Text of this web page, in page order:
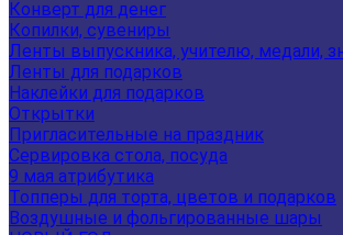
Конверт для денег
Копилки, сувениры
Ленты выпускника, учителю, медали,
Ленты для подарков
Наклейки для подарков
Открытки
Пригласительные на праздник
Сервировка стола, посуда
9 мая атрибутика
Топперы для торта, цветов и подарков
Воздушные и фольгированные шары